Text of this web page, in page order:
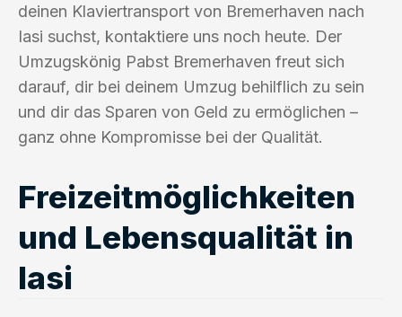
deinen Klaviertransport von Bremerhaven nach
Iasi suchst, kontaktiere uns noch heute. Der
Umzugskönig Pabst Bremerhaven freut sich
darauf, dir bei deinem Umzug behilflich zu sein
und dir das Sparen von Geld zu ermöglichen –
ganz ohne Kompromisse bei der Qualität.
Freizeitmöglichkeiten
und Lebensqualität in
Iasi